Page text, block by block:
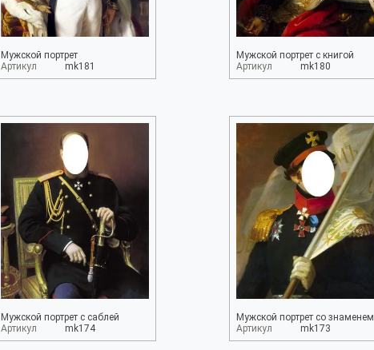
Мужской портрет
Артикул
mk181
Мужской портрет с книгой
Артикул
mk180
Мужской портрет с саблей
Артикул
mk174
Мужской портрет со знаменем
Артикул
mk173